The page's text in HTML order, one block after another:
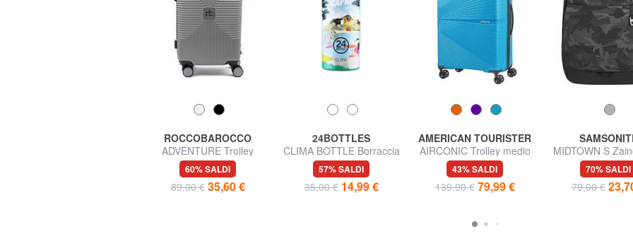
ROCCOBAROCCO
ADVENTURE Trolley
misura media
60% SALDI
89,00 € 35,60 €
24BOTTLES
CLIMA BOTTLE Borraccia
termica 500ml
57% SALDI
35,00 € 14,99 €
AMERICAN TOURISTER
AIRCONIC Trolley medio
leggero
43% SALDI
139,90 € 79,99 €
MIDTOWN S
pc da 14"
70% SALDI
79,00 €